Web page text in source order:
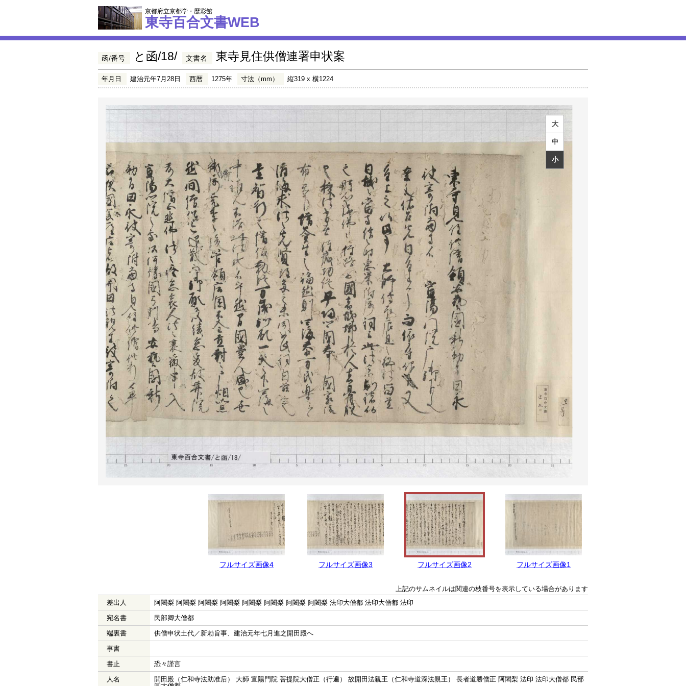
京都府立京都学・歴彩館
東寺百合文書WEB
函/番号 と函/18/ 文書名 東寺見住供僧連署申状案
年月日 建治元年7月28日 西暦 1275年 寸法（mm） 縦319 x 横1224
大
中
小
フルサイズ画像4 フルサイズ画像3 フルサイズ画像2 フルサイズ画像1
上記のサムネイルは関連の枝番号を表示している場合があります
差出人
阿闍梨 阿闍梨 阿闍梨 阿闍梨 阿闍梨 阿闍梨 阿闍梨 阿闍梨 法印大僧都 法印大僧都 法印
宛名書
民部卿大僧都
端裏書
供僧申状土代／新勅旨事、建治元年七月進之開田殿へ
事書
書止
恐々謹言
人名
開田殿（仁和寺法助准后） 大師 宣陽門院 菩提院大僧正（行遍） 故開田法親王（仁和寺道深法親王） 長者道勝僧正 阿闍梨 法印 法印大僧都 民部